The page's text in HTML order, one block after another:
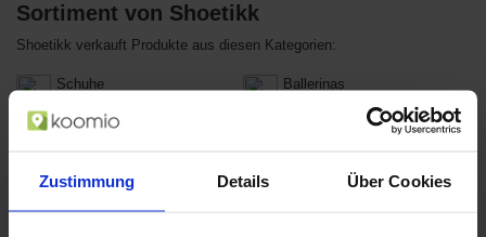
Zustimmung Details Über Cookies
Sortiment von Shoetikk
Shoetikk verkauft Produkte aus diesen Kategorien:
Schuhe Ballerinas
Clogs & Pantoletten
Halbschuhe Hausschuhe